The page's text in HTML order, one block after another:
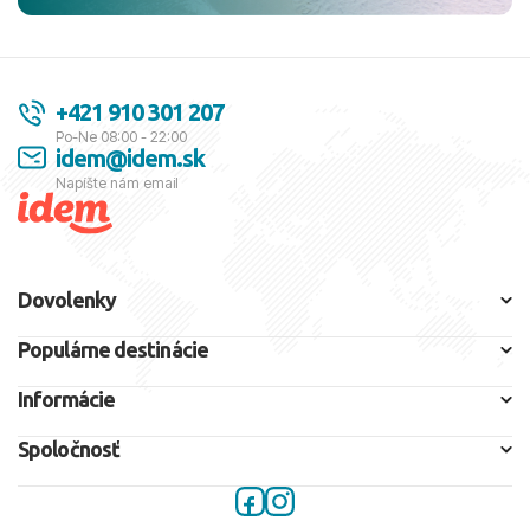
+421 910 301 207
Po-Ne 08:00 - 22:00
idem@idem.sk
Napíšte nám email
Dovolenky
Populárne destinácie
Informácie
Spoločnosť